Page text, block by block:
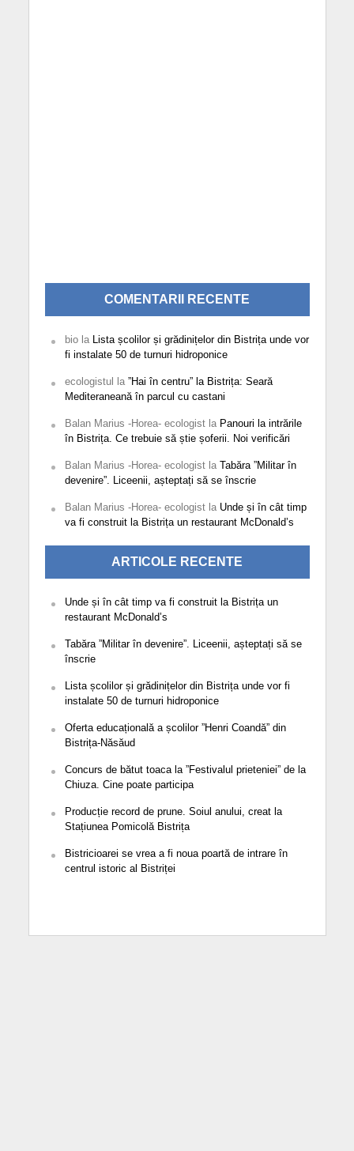
COMENTARII RECENTE
biola
Lista școlilor și grădinițelor din Bistrița unde vor
fi instalate 50 de turnuri hidroponice
ecologistul la ”Hai în centru” la Bistrița: Seară
Mediteraneană în parcul cu castani
Balan Marius -Horea- ecologistla Panouri la intrările
în Bistrița. Ce trebuie să știe șoferii. Noi verificări
Balan Marius -Horea- ecologistla Tabăra ”Militar în
devenire”. Liceenii, așteptați să se înscrie
Balan Marius -Horea- ecologistla Unde și în cât timp
va fi construit la Bistrița un restaurant McDonald’s
ARTICOLE RECENTE
Unde și în cât timp va fi construit la Bistrița un
restaurant McDonald’s
Tabăra ”Militar în devenire”. Liceenii, așteptați să se
înscrie
Lista școlilor și grădinițelor din Bistrița unde vor fi
instalate 50 de turnuri hidroponice
Oferta educațională a școlilor ”Henri Coandă” din
Bistrița-Năsăud
Concurs de bătut toaca la ”Festivalul prieteniei” de la
Chiuza. Cine poate participa
Producție record de prune. Soiul anului, creat la
Stațiunea Pomicolă Bistrița
Bistricioarei se vrea a fi noua poartă de intrare în
centrul istoric al Bistriței